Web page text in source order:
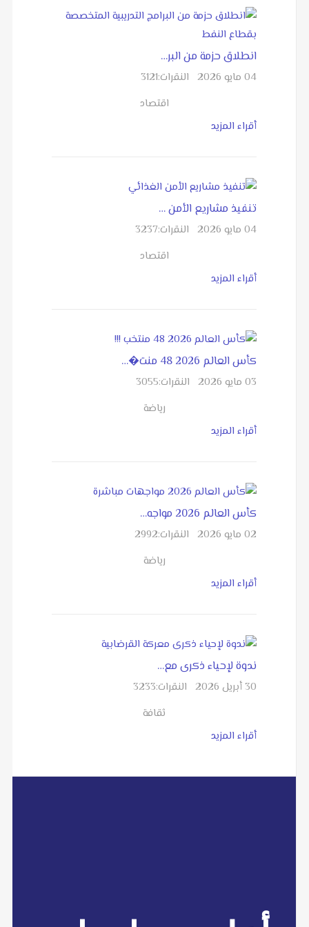
انطلاق حزمة من البر…
04 مايو 2026 النقرات:3121
اقتصاد
أقراء المزيد
تنفيذ مشاريع الأمن …
04 مايو 2026 النقرات:3237
اقتصاد
أقراء المزيد
كأس العالم 2026 48 منت�…
03 مايو 2026 النقرات:3055
رياضة
أقراء المزيد
كأس العالم 2026 مواجه…
02 مايو 2026 النقرات:2992
رياضة
أقراء المزيد
ندوة لإحياء ذكرى مع…
30 أبريل 2026 النقرات:3233
ثقافة
أقراء المزيد
الإعلام/ الدور الأول الهيأة العامة للصحافة بنغازي